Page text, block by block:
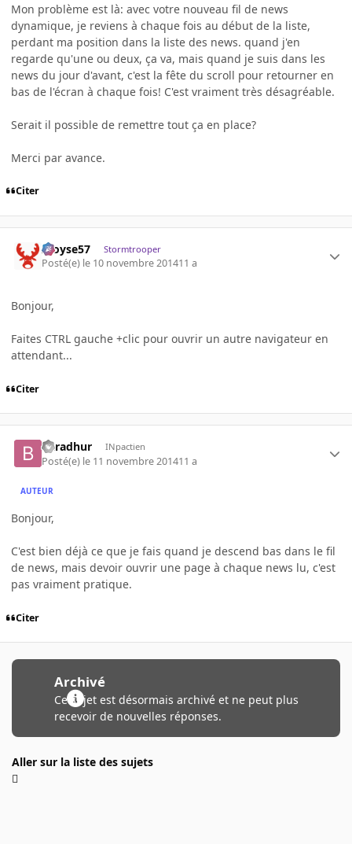
Mon problème est là: avec votre nouveau fil de news
dynamique, je reviens à chaque fois au début de la liste,
perdant ma position dans la liste des news. quand j'en
regarde qu'une ou deux, ça va, mais quand je suis dans les
news du jour d'avant, c'est la fête du scroll pour retourner en
bas de l'écran à chaque fois! C'est vraiment très désagréable.
Serait il possible de remettre tout ça en place?
Merci par avance.
Citer
Aloyse57 Stormtrooper
Posté(e) le 10 novembre 201411 a
Bonjour,
Faites CTRL gauche +clic pour ouvrir un autre navigateur en
attendant...
Citer
Baradhur INpactien
Posté(e) le 11 novembre 201411 a
AUTEUR
Bonjour,
C'est bien déjà ce que je fais quand je descend bas dans le fil
de news, mais devoir ouvrir une page à chaque news lu, c'est
pas vraiment pratique.
Citer
Archivé
Ce sujet est désormais archivé et ne peut plus
recevoir de nouvelles réponses.
Aller sur la liste des sujets